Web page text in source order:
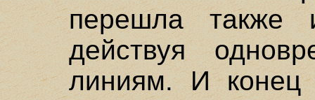
перешла также
действуя
линиям. И